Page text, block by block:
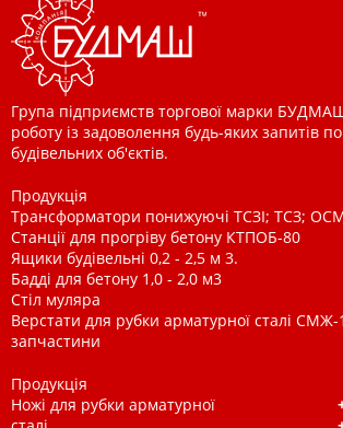
Група підприємств торгової марки
роботу із задоволення будь-яких запитів
будівельних об'єктів.
Продукція
Трансформатори понижуючі ТСЗІ; ТСЗ;
Станції для прогріву бетону КТПОБ-80
Ящики будівельні 0,2 - 2,5 м 3.
Бадді для бетону 1,0 - 2,0 м3
Стіл муляра
Верстати для рубки арматурної сталі
запчастини
Продукція
Ножі для рубки арматурної